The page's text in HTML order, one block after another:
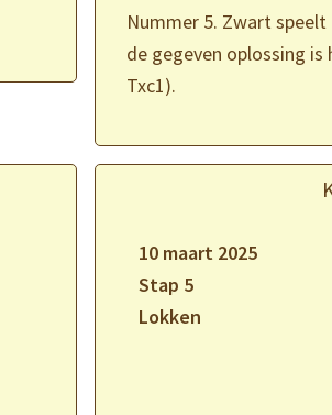
Nummer 5. Zwart
de gegeven oplossing
Txc1).
10 maart 2025
Stap 5
Lokken